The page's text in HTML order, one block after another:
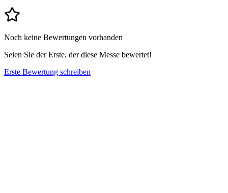
Noch keine Bewertungen vorhanden
Seien Sie der Erste, der diese Messe bewertet!
Erste Bewertung schreiben